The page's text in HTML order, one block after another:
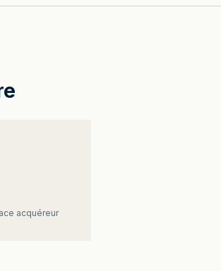
acquéreur